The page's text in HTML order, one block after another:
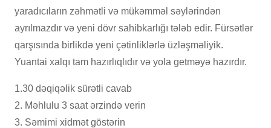
yaradıcıların zəhmətli və mükəmməl səylərindən
ayrılmazdır və yeni dövr sahibkarlığı tələb edir. Fürsətlər
qarşısında birlikdə yeni çətinliklərlə üzləşməliyik.
Yuantai xalqı tam hazırlıqlıdır və yola getməyə hazırdır.
1.30 dəqiqəlik sürətli cavab
2. Məhlulu 3 saat ərzində verin
3. Səmimi xidmət göstərin